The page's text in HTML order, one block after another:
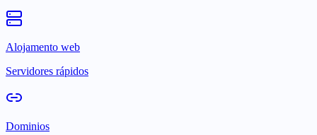
Alojamento web
Servidores rápidos
Dominios